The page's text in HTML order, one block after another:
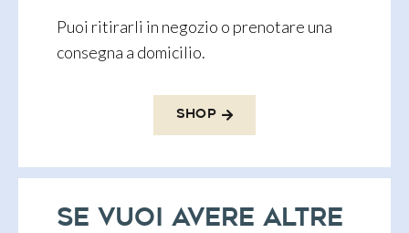
Puoi ritirarli in negozio o prenotare una
consegna a domicilio.
Shop
Se vuoi avere altre